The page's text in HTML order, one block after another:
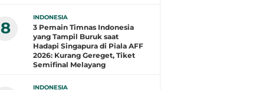
8
INDONESIA
3 Pemain Timnas Indonesia
yang Tampil Buruk saat
Hadapi Singapura di Piala AFF
2026: Kurang Gereget, Tiket
Semifinal Melayang
INDONESIA